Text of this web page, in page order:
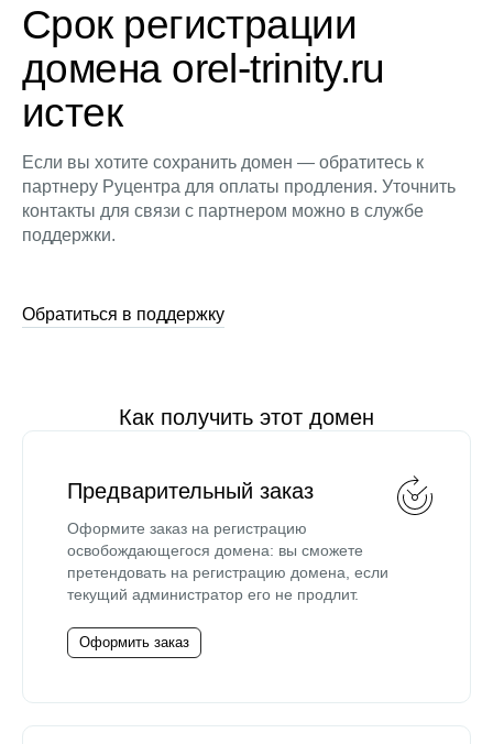
Срок регистрации
домена orel-trinity.ru
истек
Если вы хотите сохранить домен — обратитесь к
партнеру Руцентра для оплаты продления. Уточнить
контакты для связи с партнером можно в службе
поддержки.
Обратиться в поддержку
Как получить этот домен
Предварительный заказ
Оформите заказ на регистрацию
освобождающегося домена: вы сможете
претендовать на регистрацию домена, если
текущий администратор его не продлит.
Оформить заказ